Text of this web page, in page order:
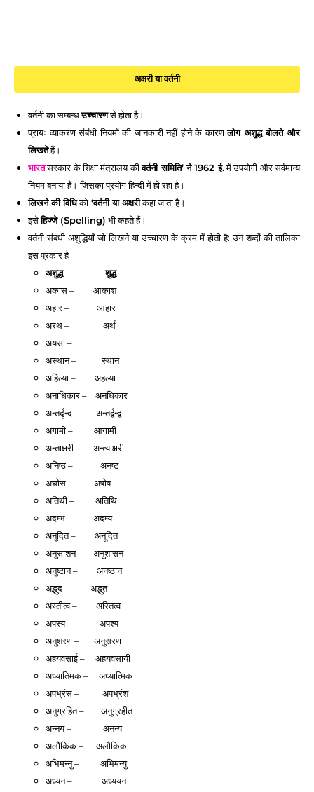
अक्षरी या वर्तनी
वर्तनी का सम्बन्ध उच्चारण से होता है।
प्रायः व्याकरण संबंधी नियमों की जानकारी नहीं होने के कारण लोग अशुद्ध बोलते और
लिखते हैं।
भारत सरकार के शिक्षा मंत्रालय की वर्तनी समिति’ ने 1962 ई. में उपयोगी और सर्वमान्य
नियम बनाया हैं। जिसका प्रयोग हिन्दी में हो रहा है।
लिखने की विधि को ‘वर्तनी या अक्षरी कहा जाता है।
इसे हिज्जे (Spelling) भी कहते हैं।
वर्तनी संबधी अशुद्धियाँ जो लिखने या उच्चारण के क्रम में होती है: उन शब्दों की तालिका
इस प्रकार है
अशुद्ध               शुद्ध
अकास –         आकाश
अहार –             आहार
अरथ –                अर्थ
अयसा –
अस्थान –            स्थान
अहिल्या –         अहल्या
अनाधिकार –    अनधिकार
अन्तर्दृन्द –        अन्तर्द्वन्द्व
अगामी –          आगामी
अन्ताक्षरी –      अन्त्याक्षरी
अनिष्ठ –             अनष्ट
अघोस –          अषोष
अतिथी –          अतिथि
अदम्भ –          अदम्य
अनुदित –         अनूदित
अनुसाशन –     अनुशासन
अनुष्टान –         अनष्ठान
अद्भुद –          अद्भुत
अस्तीत्व –         अस्तित्व
अपस्य –             अपश्य
अनुशरण –       अनुसरण
अहयवसाई –     अहयवसायी
अध्यातिमक –     अध्यात्मिक
अपभ्रंस –           अपभ्रंश
अनुग्रहित –        अनुग्रहीत
अन्नय –               अनन्य
अलौकिक –      अलौकिक
अभिमन्नु –          अभिमन्यु
अध्यन –              अध्ययन